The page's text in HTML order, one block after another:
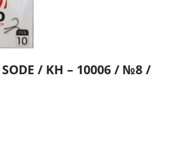
/ KH – 10006 / №8 /